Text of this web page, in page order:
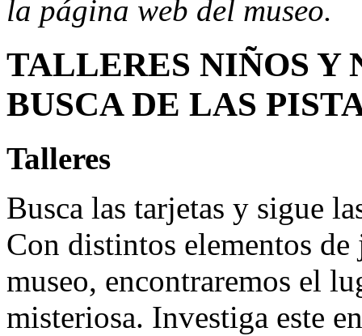
la página web del museo.
TALLERES NIÑOS Y
BUSCA DE LAS
Talleres
Busca las tarjetas y sigue
Con distintos elementos de
museo, encontraremos el
misteriosa. Investiga este